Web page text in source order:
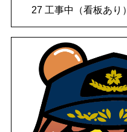
27 工事中（看板あり）